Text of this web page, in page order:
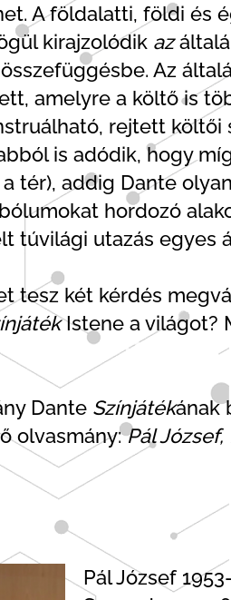
A földalatti, földi és
kirajzolódik az
Az
amelyre a költő is
rejtett költői
is adódik, hogy
tér), addig Dante
hordozó
túvilági utazás egyes
tesz két kérdés
Istene a világot?
Dante Színjátékának
olvasmány:Pál
Pál József